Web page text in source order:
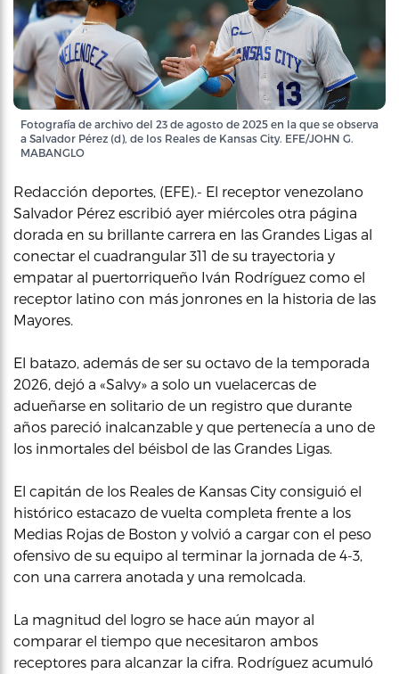
Fotografía de archivo del 23 de agosto de 2025 en la que se observa
a Salvador Pérez (d), de los Reales de Kansas City. EFE/JOHN G.
MABANGLO
Redacción deportes, (EFE).- El receptor venezolano
Salvador Pérez escribió ayer miércoles otra página
dorada en su brillante carrera en las Grandes Ligas al
conectar el cuadrangular 311 de su trayectoria y
empatar al puertorriqueño Iván Rodríguez como el
receptor latino con más jonrones en la historia de las
Mayores.
El batazo, además de ser su octavo de la temporada
2026, dejó a «Salvy» a solo un vuelacercas de
adueñarse en solitario de un registro que durante
años pareció inalcanzable y que pertenecía a uno de
los inmortales del béisbol de las Grandes Ligas.
El capitán de los Reales de Kansas City consiguió el
histórico estacazo de vuelta completa frente a los
Medias Rojas de Boston y volvió a cargar con el peso
ofensivo de su equipo al terminar la jornada de 4-3,
con una carrera anotada y una remolcada.
La magnitud del logro se hace aún mayor al
comparar el tiempo que necesitaron ambos
receptores para alcanzar la cifra. Rodríguez acumuló